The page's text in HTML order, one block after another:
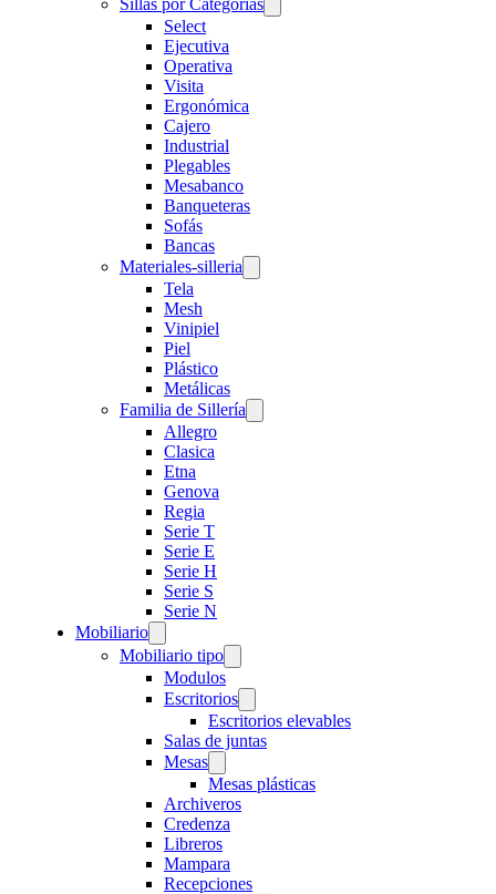
Sillas por Categorías
Select
Ejecutiva
Operativa
Visita
Ergonómica
Cajero
Industrial
Plegables
Mesabanco
Banqueteras
Sofás
Bancas
Materiales-silleria
Tela
Mesh
Vinipiel
Piel
Plástico
Metálicas
Familia de Sillería
Allegro
Clasica
Etna
Genova
Regia
Serie T
Serie E
Serie H
Serie S
Serie N
Mobiliario
Mobiliario tipo
Modulos
Escritorios
Escritorios elevables
Salas de juntas
Mesas
Mesas plásticas
Archiveros
Credenza
Libreros
Mampara
Recepciones